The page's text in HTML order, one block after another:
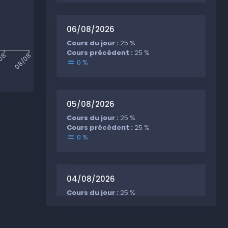
08/08
06/08/2026
Cours du jour : 25 %
Cours précédent : 25 %
0 %
05/08/2026
Cours du jour : 25 %
Cours précédent : 25 %
0 %
04/08/2026
Cours du jour : 25 %